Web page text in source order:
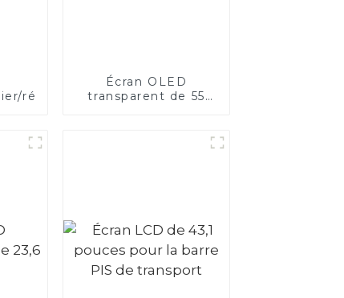
réfrigérateur
Écran OLED
transparent de 55